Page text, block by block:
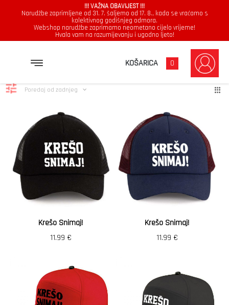
!!! VAŽNA OBAVIJEST !!!
Narudžbe zaprimljene od 31. 7. šaljemo od 17. 8., kada se vraćamo s
kolektivnog godišnjeg odmora.
Webshop narudžbe zaprimamo neometano cijelo vrijeme!
Hvala vam na razumijevanju i ugodno ljeto!
KOŠARICA 0
Kape Prikazuje se svih 4 rezultataPoredano
Poredaj od zadnjeg
Krešo Snimaj!
11.99 €
Krešo Snimaj!
11.99 €